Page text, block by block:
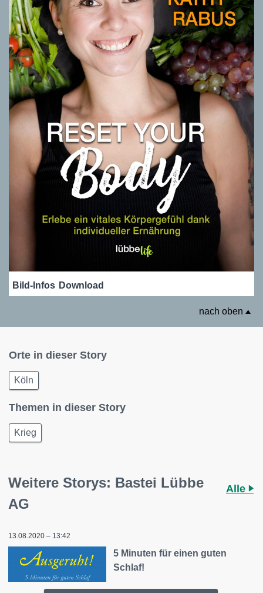
Bild-Infos Download
nach oben
Orte in dieser Story
Köln
Themen in dieser Story
Krieg
Weitere Storys: Bastei Lübbe
AG
Alle
13.08.2020 – 13:42
5 Minuten für einen guten
Schlaf!